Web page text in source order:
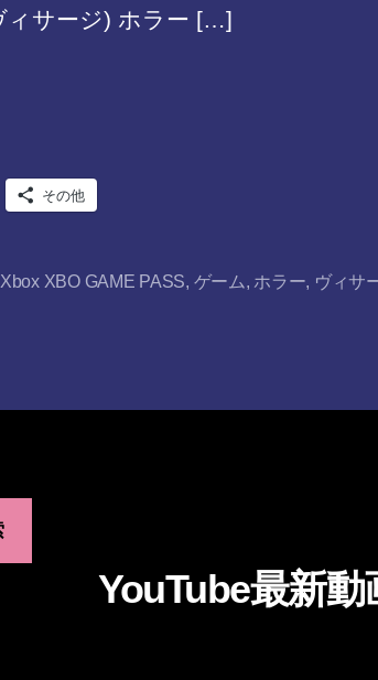
ィサージ) ホラー […]
その他
Xbox XBO GAME PASS, ゲーム, ホラー, ヴィサ
YouTube最新動